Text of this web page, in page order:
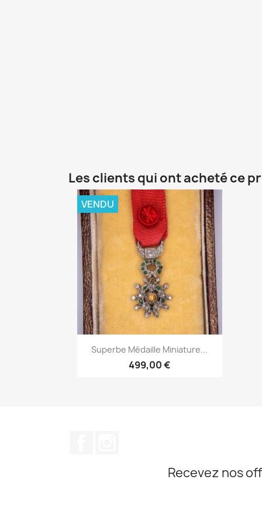
Les clients qui ont acheté ce
Aperçu rapide
Superbe Médaille Miniature...
499,00 €
VENDU
Recevez nos